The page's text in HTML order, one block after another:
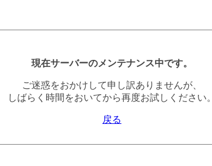
現在サーバーのメンテナンス中です。
ご迷惑をおかけして申し訳ありませんが、
しばらく時間をおいてから再度お試しください。
戻る